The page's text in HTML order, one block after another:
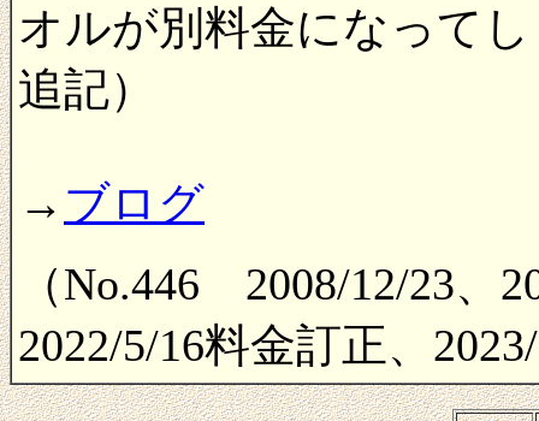
オルが別料金になって
追記）
→ ブログ
（No.446 2008/12/23、
2022/5/16料金訂正、